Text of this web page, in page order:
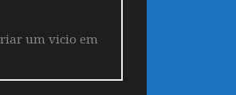
um vicio em